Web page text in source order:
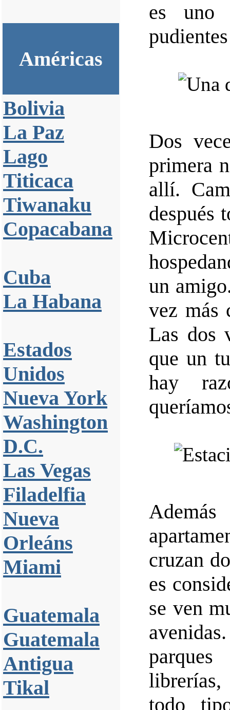
Américas
Bolivia
La Paz
Lago
Titicaca
Tiwanaku
Copacabana
Cuba
La Habana
Estados
Unidos
Nueva York
Washington
D.C.
Las Vegas
Filadelfia
Nueva
Orleáns
Miami
Guatemala
Guatemala
Antigua
Tikal
es uno
Dos
primera
allí.
después
un
vez más
Las dos
que un
hay
cruzan
es
se ven
todo